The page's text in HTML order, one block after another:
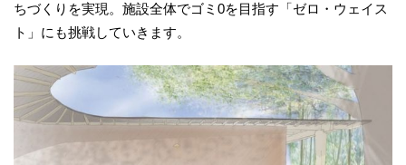
ちづくりを実現。施設全体でゴミ0を目指す「ゼロ・ウェイス
ト」にも挑戦していきます。